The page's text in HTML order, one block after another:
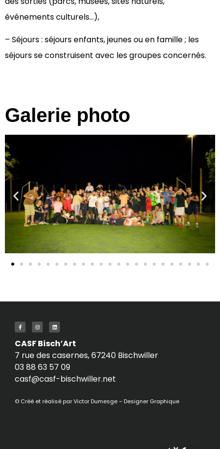
événements culturels…),
– Séjours : séjours enfants, jeunes ou en famille ; les
séjours se construisent avec les groupes concernés.
Galerie photo
CASF Bisch’Art
7 rue des casernes, 67240 Bischwiller
03 88 63 57 09
casf@casf-bischwiller.net
© Créé et réalisé parVictor Dumesge – Designer Graphique